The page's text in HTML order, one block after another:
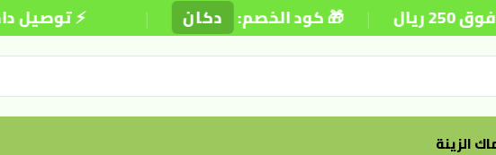
⚡ توصيل داخل | 🎁 كود الخصم: دكان |
الزينة